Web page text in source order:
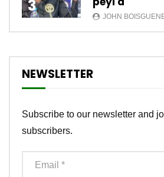
3
JOHN
NEWSLETTER
Subscribe to our newsletter and
subscribers.